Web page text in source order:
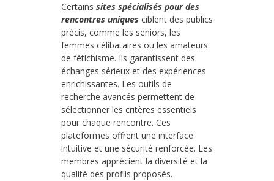
Certains sites spécialisés pour des
rencontres uniques ciblent des publics
précis, comme les seniors, les
femmes célibataires ou les amateurs
de fétichisme. Ils garantissent des
échanges sérieux et des expériences
enrichissantes. Les outils de
recherche avancés permettent de
sélectionner les critères essentiels
pour chaque rencontre. Ces
plateformes offrent une interface
intuitive et une sécurité renforcée. Les
membres apprécient la diversité et la
qualité des profils proposés.